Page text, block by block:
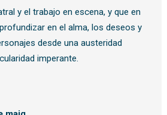
y el trabajo en escena, y que en
en el alma, los deseos y
desde una austeridad
imperante.